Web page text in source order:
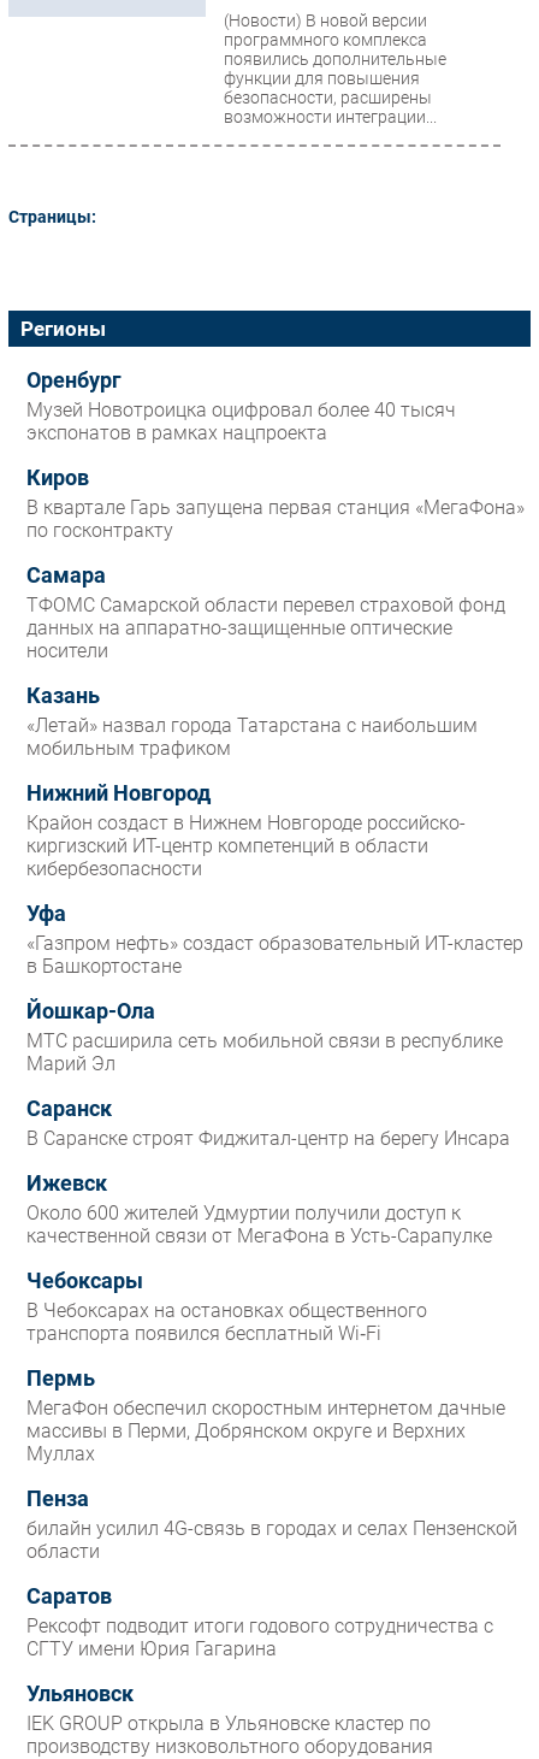
Гаджеты
Аналитика
Мероприятия
Проекты
Тестовый стенд
Каталог компаний
(Новости) В новой версии
программного комплекса
появились дополнительные
функции для повышения
безопасности, расширены
возможности интеграции...
Страницы:
Регионы
Оренбург
Музей Новотроицка оцифровал более 40 тысяч
экспонатов в рамках нацпроекта
Киров
В квартале Гарь запущена первая станция «МегаФона»
по госконтракту
Самара
ТФОМС Самарской области перевел страховой фонд
данных на аппаратно-защищенные оптические
носители
Казань
«Летай» назвал города Татарстана с наибольшим
мобильным трафиком
Нижний Новгород
Крайон создаст в Нижнем Новгороде российско-
киргизский ИТ-центр компетенций в области
кибербезопасности
Уфа
«Газпром нефть» создаст образовательный ИТ-кластер
в Башкортостане
Йошкар-Ола
МТС расширила сеть мобильной связи в республике
Марий Эл
Саранск
В Саранске строят Фиджитал-центр на берегу Инсара
Ижевск
Около 600 жителей Удмуртии получили доступ к
качественной связи от МегаФона в Усть-Сарапулке
Чебоксары
В Чебоксарах на остановках общественного
транспорта появился бесплатный Wi‑Fi
Пермь
МегаФон обеспечил скоростным интернетом дачные
массивы в Перми, Добрянском округе и Верхних
Муллах
Пенза
билайн усилил 4G-связь в городах и селах Пензенской
области
Саратов
Рексофт подводит итоги годового сотрудничества с
СГТУ имени Юрия Гагарина
Ульяновск
IEK GROUP открыла в Ульяновске кластер по
производству низковольтного оборудования